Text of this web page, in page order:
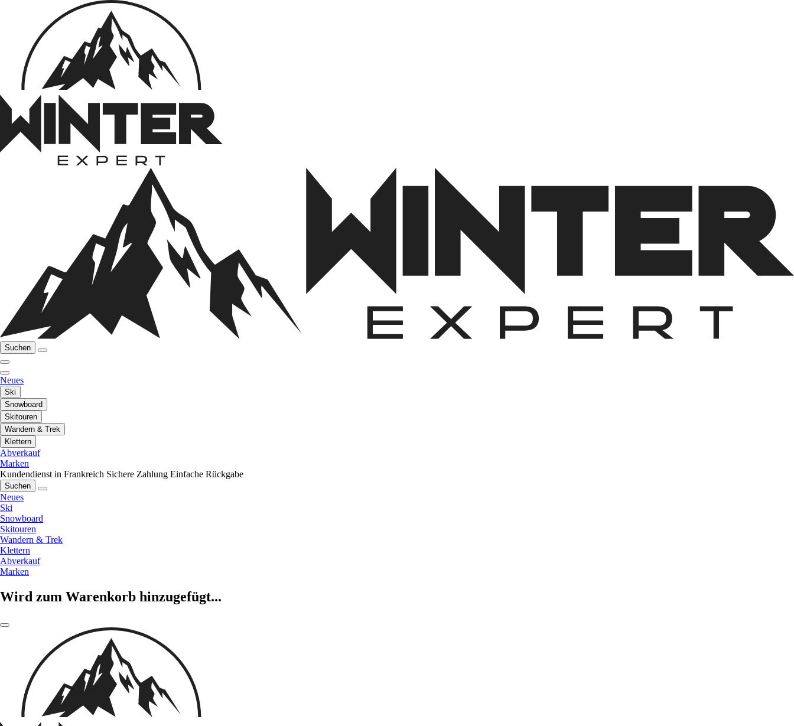
Suchen
Neues
Ski
Snowboard
Skitouren
Wandern & Trek
Klettern
Abverkauf
Marken
Kundendienst in Frankreich Sichere Zahlung Einfache Rückgabe
Suchen
Neues
Ski
Snowboard
Skitouren
Wandern & Trek
Klettern
Abverkauf
Marken
Wird zum Warenkorb hinzugefügt...